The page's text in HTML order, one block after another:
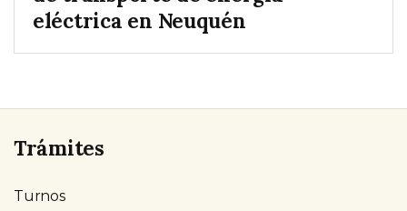
eléctrica en Neuquén
Trámites
Turnos